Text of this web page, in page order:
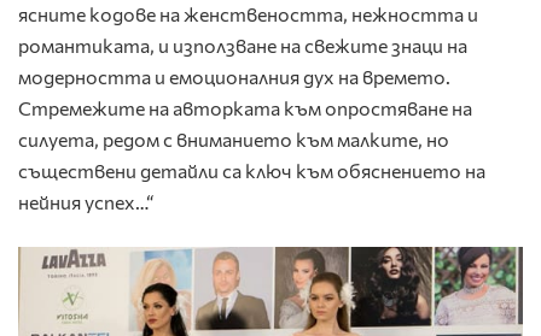
ясните кодове на женствеността, нежността и
романтиката, и използване на свежите знаци на
модерността и емоционалния дух на времето.
Стремежите на авторката към опростяване на
силуета, редом с вниманието към малките, но
съществени детайли са ключ към обяснението на
нейния успех…“